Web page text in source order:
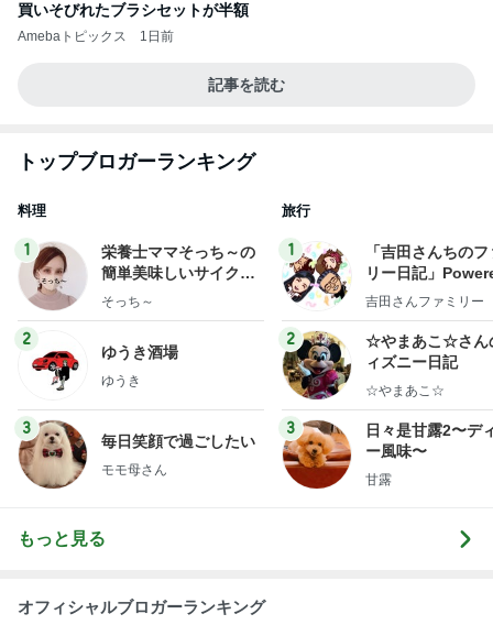
買いそびれたブラシセットが半額
Amebaトピックス 1日前
記事を読む
トップブロガーランキング
料理
1
栄養士ママそっち～の
簡単美味しいサイクル
献立
そっち～
2
ゆうき酒場
ゆうき
3
毎日笑顔で過ごしたい
モモ母さん
旅行
1
「吉田さんちの
リー日記」
y Ameba 吉田さ
ログ
吉田さんファミリー
2
☆やまあこ☆さん
ィズニー日記
☆やまあこ☆
3
日々是甘露2〜デ
ー風味〜
甘露
もっと見る
オフィシャルブロガーランキング